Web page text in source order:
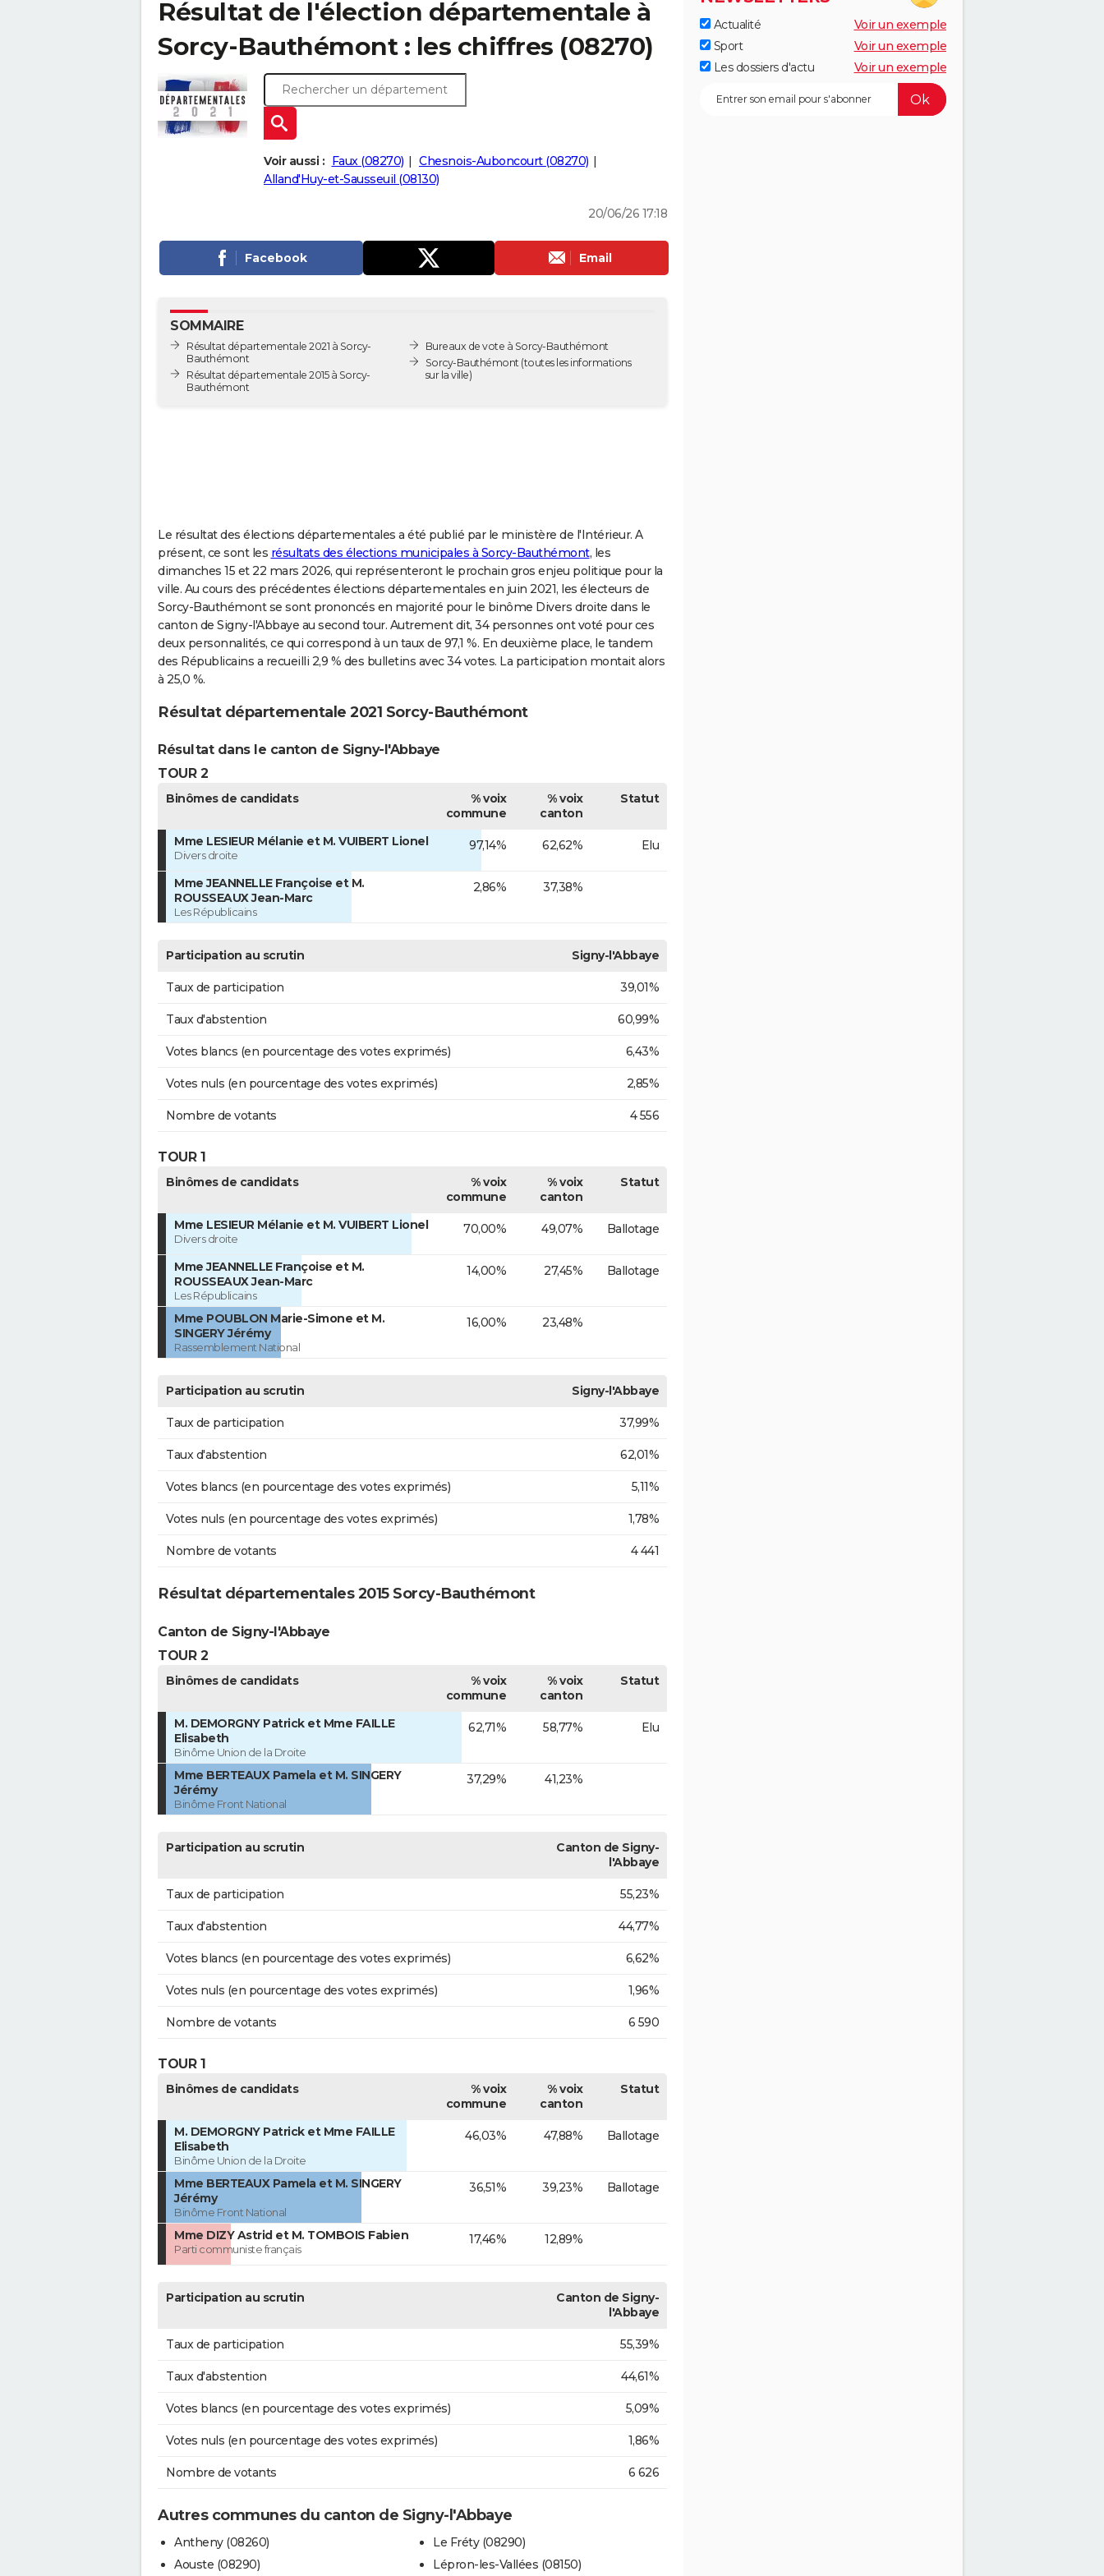
Résultat de l'élection départementale à
Sorcy-Bauthémont : les chiffres (08270)
Voir aussi : Faux (08270)
Chesnois-Auboncourt (08270)
Alland'Huy-et-Sausseuil (08130)
20/06/26 17:18
Facebook Email
SOMMAIRE
Résultat départementale 2021 à Sorcy-
Bauthémont
Résultat départementale 2015 à Sorcy-
Bauthémont
Bureaux de vote à Sorcy-Bauthémont
Sorcy-Bauthémont (toutes les informations
sur la ville)
Le résultat des élections départementales a été publié par le ministère de l'Intérieur. A
présent, ce sont les résultats des élections municipales à Sorcy-Bauthémont, les
dimanches 15 et 22 mars 2026, qui représenteront le prochain gros enjeu politique pour la
ville. Au cours des précédentes élections départementales en juin 2021, les électeurs de
Sorcy-Bauthémont se sont prononcés en majorité pour le binôme Divers droite dans le
canton de Signy-l'Abbaye au second tour. Autrement dit, 34 personnes ont voté pour ces
deux personnalités, ce qui correspond à un taux de 97,1 %. En deuxième place, le tandem
des Républicains a recueilli 2,9 % des bulletins avec 34 votes. La participation montait alors
à 25,0 %.
Résultat départementale 2021 Sorcy-Bauthémont
Résultat dans le canton de Signy-l'Abbaye
TOUR 2
Binômes de candidats
% voix
commune
% voix
canton
Statut
Mme LESIEUR Mélanie et M. VUIBERT Lionel
Divers droite
97,14% 62,62% Elu
Mme JEANNELLE Françoise et M.
ROUSSEAUX Jean-Marc
Les Républicains
2,86% 37,38%
Participation au scrutin Signy-l'Abbaye
Taux de participation 39,01%
Taux d'abstention 60,99%
Votes blancs (en pourcentage des votes exprimés) 6,43%
Votes nuls (en pourcentage des votes exprimés) 2,85%
Nombre de votants 4 556
TOUR 1
Binômes de candidats
% voix
commune
% voix
canton
Statut
Mme LESIEUR Mélanie et M. VUIBERT Lionel
Divers droite
70,00% 49,07% Ballotage
Mme JEANNELLE Françoise et M.
ROUSSEAUX Jean-Marc
Les Républicains
14,00% 27,45% Ballotage
Mme POUBLON Marie-Simone et M.
SINGERY Jérémy
Rassemblement National
16,00% 23,48%
Participation au scrutin Signy-l'Abbaye
Taux de participation 37,99%
Taux d'abstention 62,01%
Votes blancs (en pourcentage des votes exprimés) 5,11%
Votes nuls (en pourcentage des votes exprimés) 1,78%
Nombre de votants 4 441
Résultat départementales 2015 Sorcy-Bauthémont
Canton de Signy-l'Abbaye
TOUR 2
Binômes de candidats
% voix
commune
% voix
canton
Statut
M. DEMORGNY Patrick et Mme FAILLE
Elisabeth
Binôme Union de la Droite
62,71% 58,77% Elu
Mme BERTEAUX Pamela et M. SINGERY
Jérémy
Binôme Front National
37,29% 41,23%
Participation au scrutin
Canton de Signy-
l'Abbaye
Taux de participation 55,23%
Taux d'abstention 44,77%
Votes blancs (en pourcentage des votes exprimés) 6,62%
Votes nuls (en pourcentage des votes exprimés) 1,96%
Nombre de votants 6 590
TOUR 1
Binômes de candidats
% voix
commune
% voix
canton
Statut
M. DEMORGNY Patrick et Mme FAILLE
Elisabeth
Binôme Union de la Droite
46,03% 47,88% Ballotage
Mme BERTEAUX Pamela et M. SINGERY
Jérémy
Binôme Front National
36,51% 39,23% Ballotage
Mme DIZY Astrid et M. TOMBOIS Fabien
Parti communiste français
17,46% 12,89%
Participation au scrutin
Canton de Signy-
l'Abbaye
Taux de participation 55,39%
Taux d'abstention 44,61%
Votes blancs (en pourcentage des votes exprimés) 5,09%
Votes nuls (en pourcentage des votes exprimés) 1,86%
Nombre de votants 6 626
Autres communes du canton de Signy-l'Abbaye
Antheny (08260)
Aouste (08290)
Le Fréty (08290)
Lépron-les-Vallées (08150)
Actualité
Voir un exemple
Sport
Voir un exemple
Les dossiers d'actu
Voir un exemple